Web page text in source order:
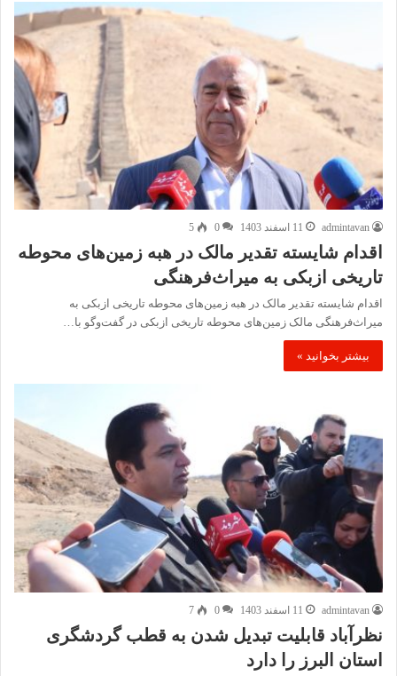
admintavan 11 اسفند 1403 0
5
اقدام شایسته تقدیر مالک در هبه زمین‌های محوطه
تاریخی ازبکی به میراث‌فرهنگی
اقدام شایسته تقدیر مالک در هبه زمین‌های محوطه تاریخی ازبکی به
میراث‌فرهنگی مالک زمین‌های محوطه تاریخی ازبکی در گفت‌وگو با…
بیشتر بخوانید »
admintavan 11 اسفند 1403 0
7
نظرآباد قابلیت تبدیل شدن به قطب گردشگری
استان البرز را دارد